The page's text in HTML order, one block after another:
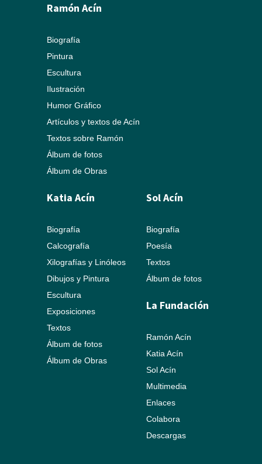
Ramón Acín
Biografía
Pintura
Escultura
Ilustración
Humor Gráfico
Artículos y textos de Acín
Textos sobre Ramón
Álbum de fotos
Álbum de Obras
Katia Acín
Biografía
Calcografía
Xilografías y Linóleos
Dibujos y Pintura
Escultura
Exposiciones
Textos
Álbum de fotos
Álbum de Obras
Sol Acín
Biografía
Poesía
Textos
Álbum de fotos
La Fundación
Ramón Acín
Katia Acín
Sol Acín
Multimedia
Enlaces
Colabora
Descargas